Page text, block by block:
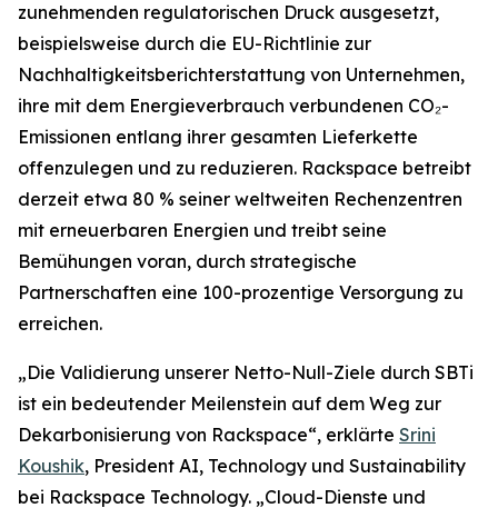
zunehmenden regulatorischen Druck ausgesetzt,
beispielsweise durch die EU-Richtlinie zur
Nachhaltigkeitsberichterstattung von Unternehmen,
ihre mit dem Energieverbrauch verbundenen CO₂-
Emissionen entlang ihrer gesamten Lieferkette
offenzulegen und zu reduzieren. Rackspace betreibt
derzeit etwa 80 % seiner weltweiten Rechenzentren
mit erneuerbaren Energien und treibt seine
Bemühungen voran, durch strategische
Partnerschaften eine 100-prozentige Versorgung zu
erreichen.
„Die Validierung unserer Netto-Null-Ziele durch SBTi
ist ein bedeutender Meilenstein auf dem Weg zur
Dekarbonisierung von Rackspace“, erklärte Srini
Koushik, President AI, Technology und Sustainability
bei Rackspace Technology. „Cloud-Dienste und